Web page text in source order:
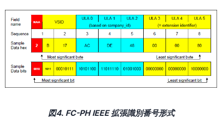
図4. FC-PH IEEE 拡張識別番号形式